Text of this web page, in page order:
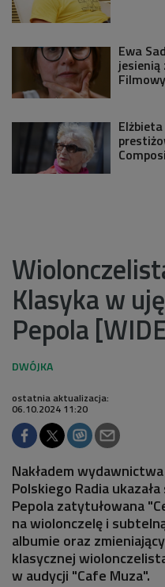
Ewa
Filmowy
Klasyka w
Pepola
ostatnia aktualizacja:
06.10.2024 11:20
Nakładem
Polskiego Radia
Pepola zatytułowana
na wiolonczelę i
albumie oraz
klasycznej
w audycji "Cafe Muza".